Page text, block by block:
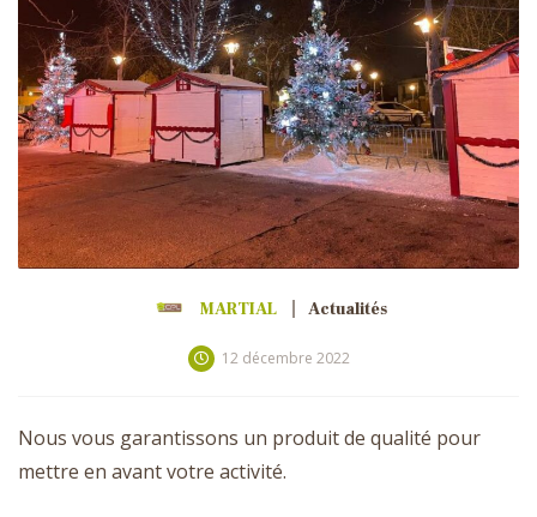
MARTIAL Actualités
12 décembre 2022
Nous vous garantissons un produit de qualité pour
mettre en avant votre activité.